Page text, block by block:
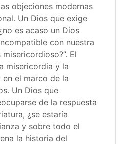
objeciones modernas
Un Dios que exige
es acaso un Dios
con nuestra
El
misericordia y la
el marco de la
Un Dios que
de la respuesta
¿se estaría
y sobre todo el
la historia del